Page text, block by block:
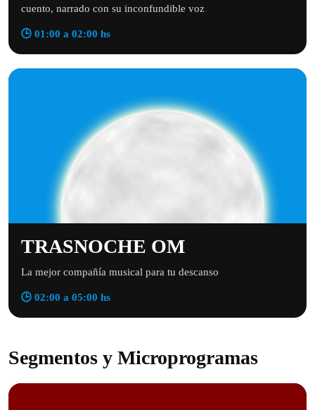
cuento, narrado con su inconfundible voz
🕒 01:00 a 02:00 hs
TRASNOCHE OM
La mejor compañía musical para tu descanso
🕒 02:00 a 05:00 hs
Segmentos y Microprogramas